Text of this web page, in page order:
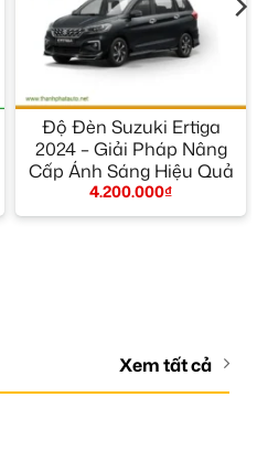
Độ Đèn Suzuki Ertiga
2024 – Giải Pháp Nâng
Cấp Ánh Sáng Hiệu Quả
4.200.000₫
Xem tất cả